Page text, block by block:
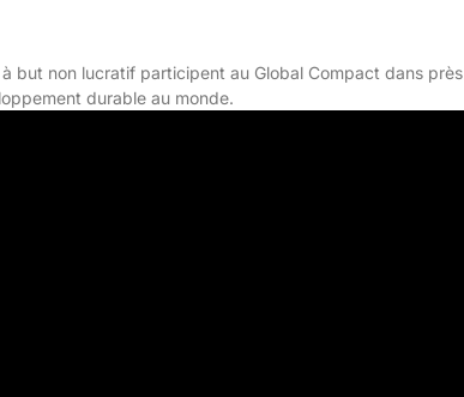
but non lucratif participent au Global Compact dans près
durable au monde.